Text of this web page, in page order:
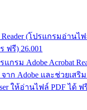
Reader (โปรแกรมอ่านไ
ฟรี) 26.001
กรม Adobe Acrobat
จาก Adobe และช่วยเส
ให้อ่านไฟล์ PDF ได้ ฟ